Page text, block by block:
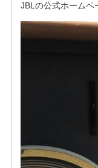
JBLの公式ホームペ